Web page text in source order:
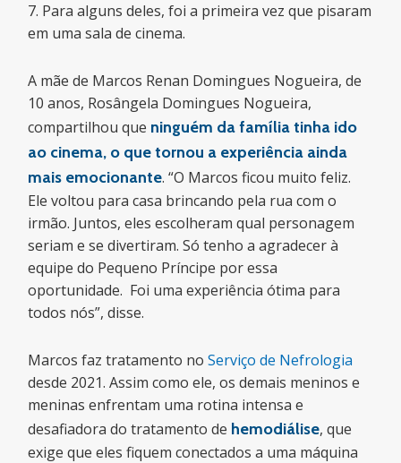
7. Para alguns deles, foi a primeira vez que pisaram
em uma sala de cinema.
A mãe de Marcos Renan Domingues Nogueira, de
10 anos, Rosângela Domingues Nogueira,
compartilhou que ninguém da família tinha ido
ao cinema, o que tornou a experiência ainda
mais emocionante. “O Marcos ficou muito feliz.
Ele voltou para casa brincando pela rua com o
irmão. Juntos, eles escolheram qual personagem
seriam e se divertiram. Só tenho a agradecer à
equipe do Pequeno Príncipe por essa
oportunidade. Foi uma experiência ótima para
todos nós”, disse.
Marcos faz tratamento noServiço de Nefrologia
desde 2021. Assim como ele, os demais meninos e
meninas enfrentam uma rotina intensa e
desafiadora do tratamento de hemodiálise, que
exige que eles fiquem conectados a uma máquina